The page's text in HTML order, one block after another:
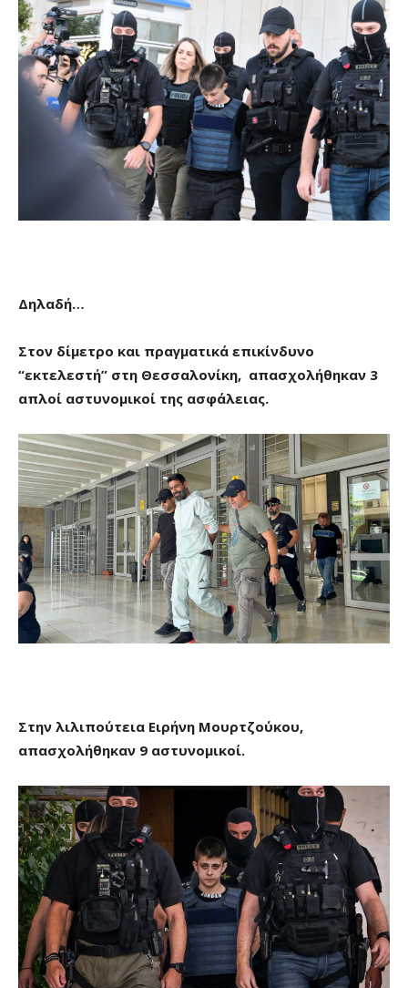
Δηλαδή…
Στον δίμετρο και πραγματικά επικίνδυνο
“εκτελεστή” στη Θεσσαλονίκη, απασχολήθηκαν 3
απλοί αστυνομικοί της ασφάλειας.
Στην λιλιπούτεια Ειρήνη Μουρτζούκου,
απασχολήθηκαν 9 αστυνομικοί.